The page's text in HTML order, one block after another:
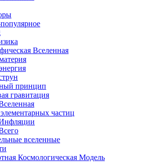
Вселенная
принцип
гравитация
частиц
вселенные
Космологическая Модель